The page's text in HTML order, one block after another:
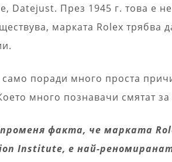
Datejust. През 1945 г. това е
марката Rolex трябва
поради много проста
много познавачи смятат за
факта, че марката
Institute, е най-